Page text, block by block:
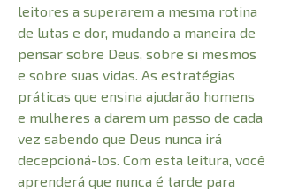
leitores a superarem a mesma rotina
de lutas e dor, mudando a maneira de
pensar sobre Deus, sobre si mesmos
e sobre suas vidas. As estratégias
práticas que ensina ajudarão homens
e mulheres a darem um passo de cada
vez sabendo que Deus nunca irá
decepcioná-los. Com esta leitura, você
aprenderá que nunca é tarde para